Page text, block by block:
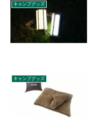
キャンプグッズ
キャンプグッズ